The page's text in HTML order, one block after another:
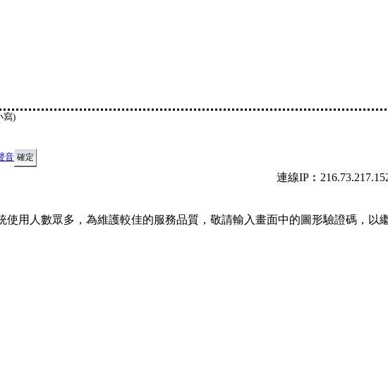
寫)
音
連線
使用人數眾多，為維護較佳的服務品質，敬請輸入畫面中的圖形驗證碼，以